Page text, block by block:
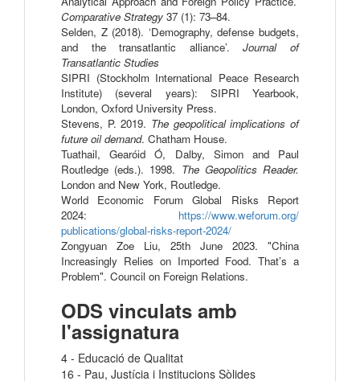
Comparative Strategy 37 (1): 73–84.
Selden, Z (2018). ‘Demography, defense budgets,
and the transatlantic alliance’. Journal of
Transatlantic Studies
SIPRI (Stockholm International Peace Research
Institute) (several years): SIPRI Yearbook,
London, Oxford University Press.
Stevens, P. 2019. The geopolitical implications of
future oil demand. Chatham House.
Tuathail, Gearóid Ó, Dalby, Simon and Paul
Routledge (eds.). 1998.
London and New York, Routledge.
World Economic Forum Global Risks Report
2024: https://www.weforum.org/
publications/global-risks-report-2024/
Zongyuan Zoe Liu, 25th June 2023. "China
Increasingly Relies on Imported Food. That’s a
Problem". Council on Foreign Relations.
ODS vinculats amb
l'assignatura
4 - Educació de Qualitat
16 - Pau, Justícia i Institucions Sòlides